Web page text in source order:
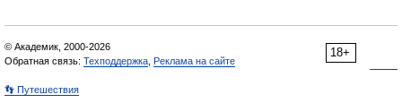
18+
© Академик, 2000-2026
Обратная связь: Техподдержка Реклама на сайте
👣 Путешествия